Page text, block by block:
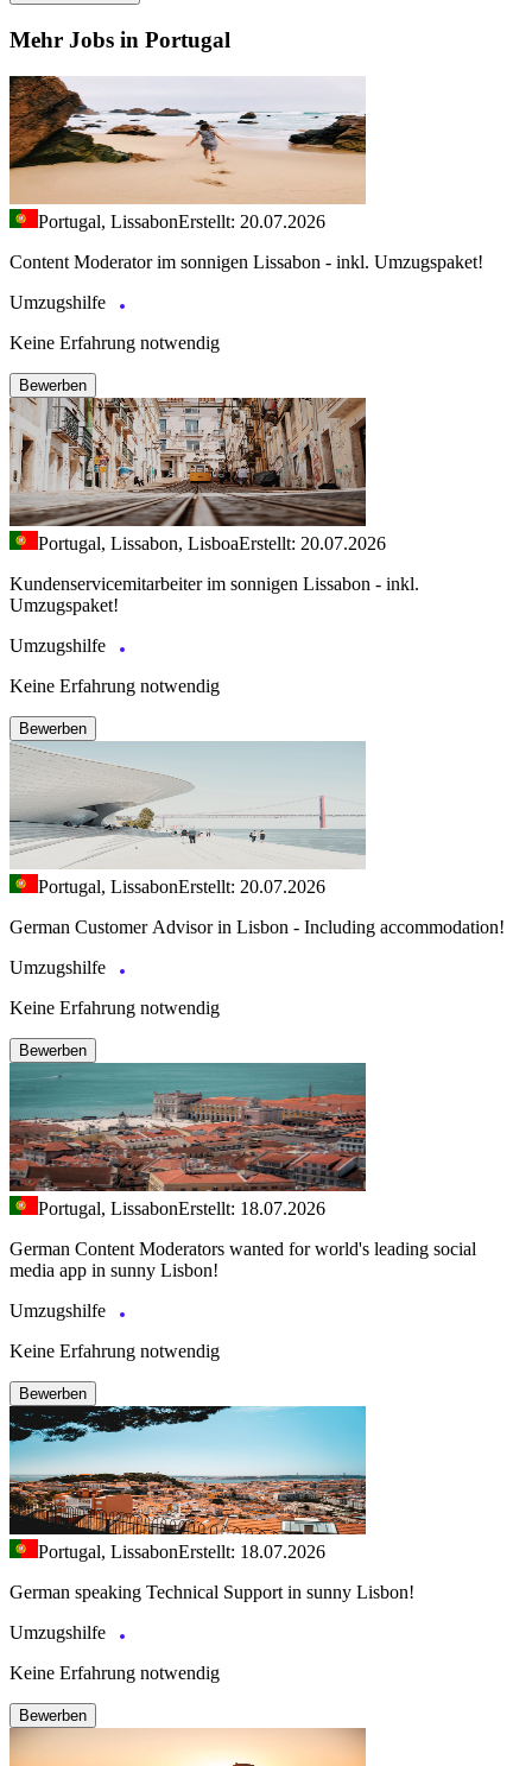
Mehr Jobs in Portugal
Portugal, LissabonErstellt: 20.07.2026
Content Moderator im sonnigen Lissabon - inkl. Umzugspaket!
Umzugshilfe
Keine Erfahrung notwendig
Bewerben
Portugal, Lissabon, LisboaErstellt: 20.07.2026
Kundenservicemitarbeiter im sonnigen Lissabon - inkl.
Umzugspaket!
Umzugshilfe
Keine Erfahrung notwendig
Bewerben
Portugal, LissabonErstellt: 20.07.2026
German Customer Advisor in Lisbon - Including accommodation!
Umzugshilfe
Keine Erfahrung notwendig
Bewerben
Portugal, LissabonErstellt: 18.07.2026
German Content Moderators wanted for world's leading social
media app in sunny Lisbon!
Umzugshilfe
Keine Erfahrung notwendig
Bewerben
Portugal, LissabonErstellt: 18.07.2026
German speaking Technical Support in sunny Lisbon!
Umzugshilfe
Keine Erfahrung notwendig
Bewerben